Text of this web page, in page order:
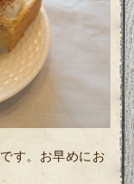
す。お早めにお